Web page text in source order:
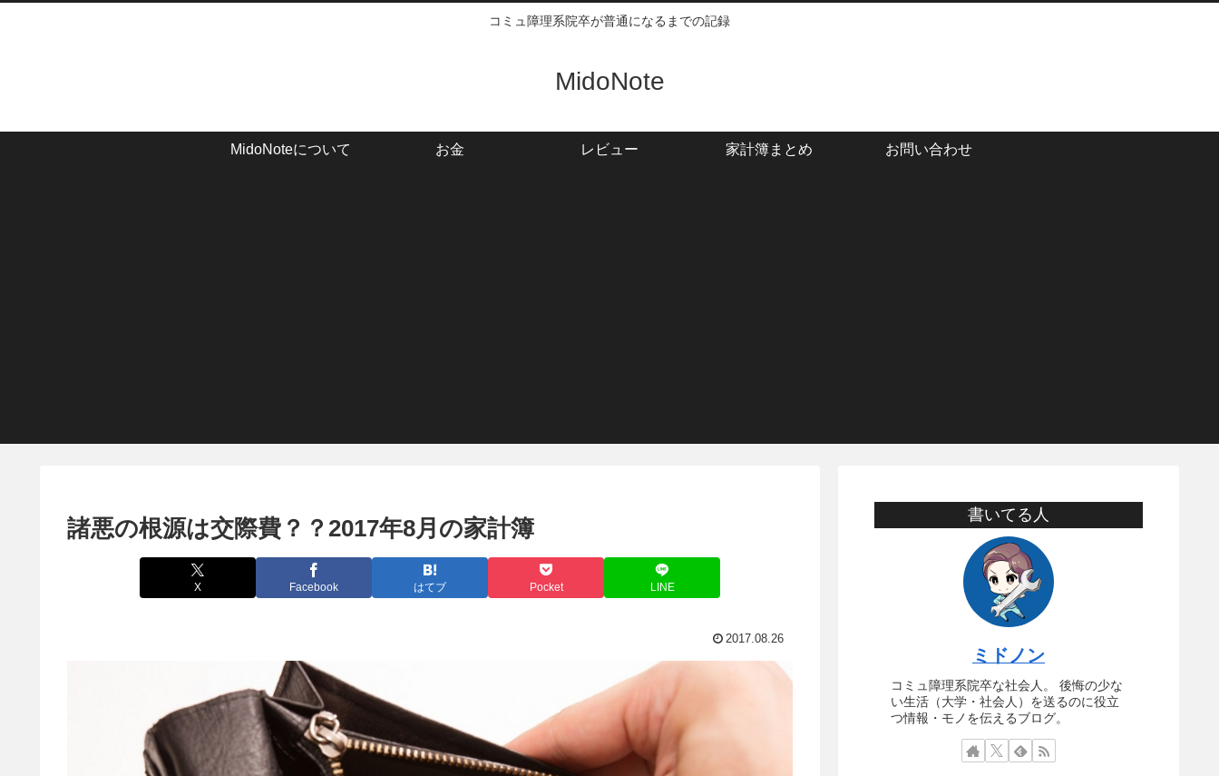
コミュ障理系院卒が普通になるまでの記録
MidoNote
MidoNoteについて お金 レビュー 家計簿まとめ お問い合わせ
諸悪の根源は交際費？？2017年8月の家計簿
X Facebook はてブ Pocket LINE
2017.08.26
書いてる人
ミドノン
コミュ障理系院卒な社会人。 後悔の少な
い生活（大学・社会人）を送るのに役立
つ情報・モノを伝えるブログ。